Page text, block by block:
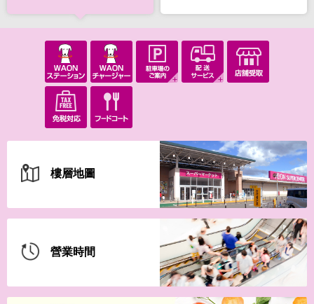
8月1日(土)-16日(日）2026イ
オンの夏祭
会員さま限定！
7月30日(木)-8月30日(日）最
強王図鑑
7月20日(月・祝)-8月15日(土)
【WEB専用】アレチャレ…
樓層地圖
營業時間